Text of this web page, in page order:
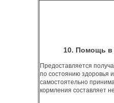
10. Помощь в
Предоставляется
по состоянию здоровья
самостоятельно
кормления составляет